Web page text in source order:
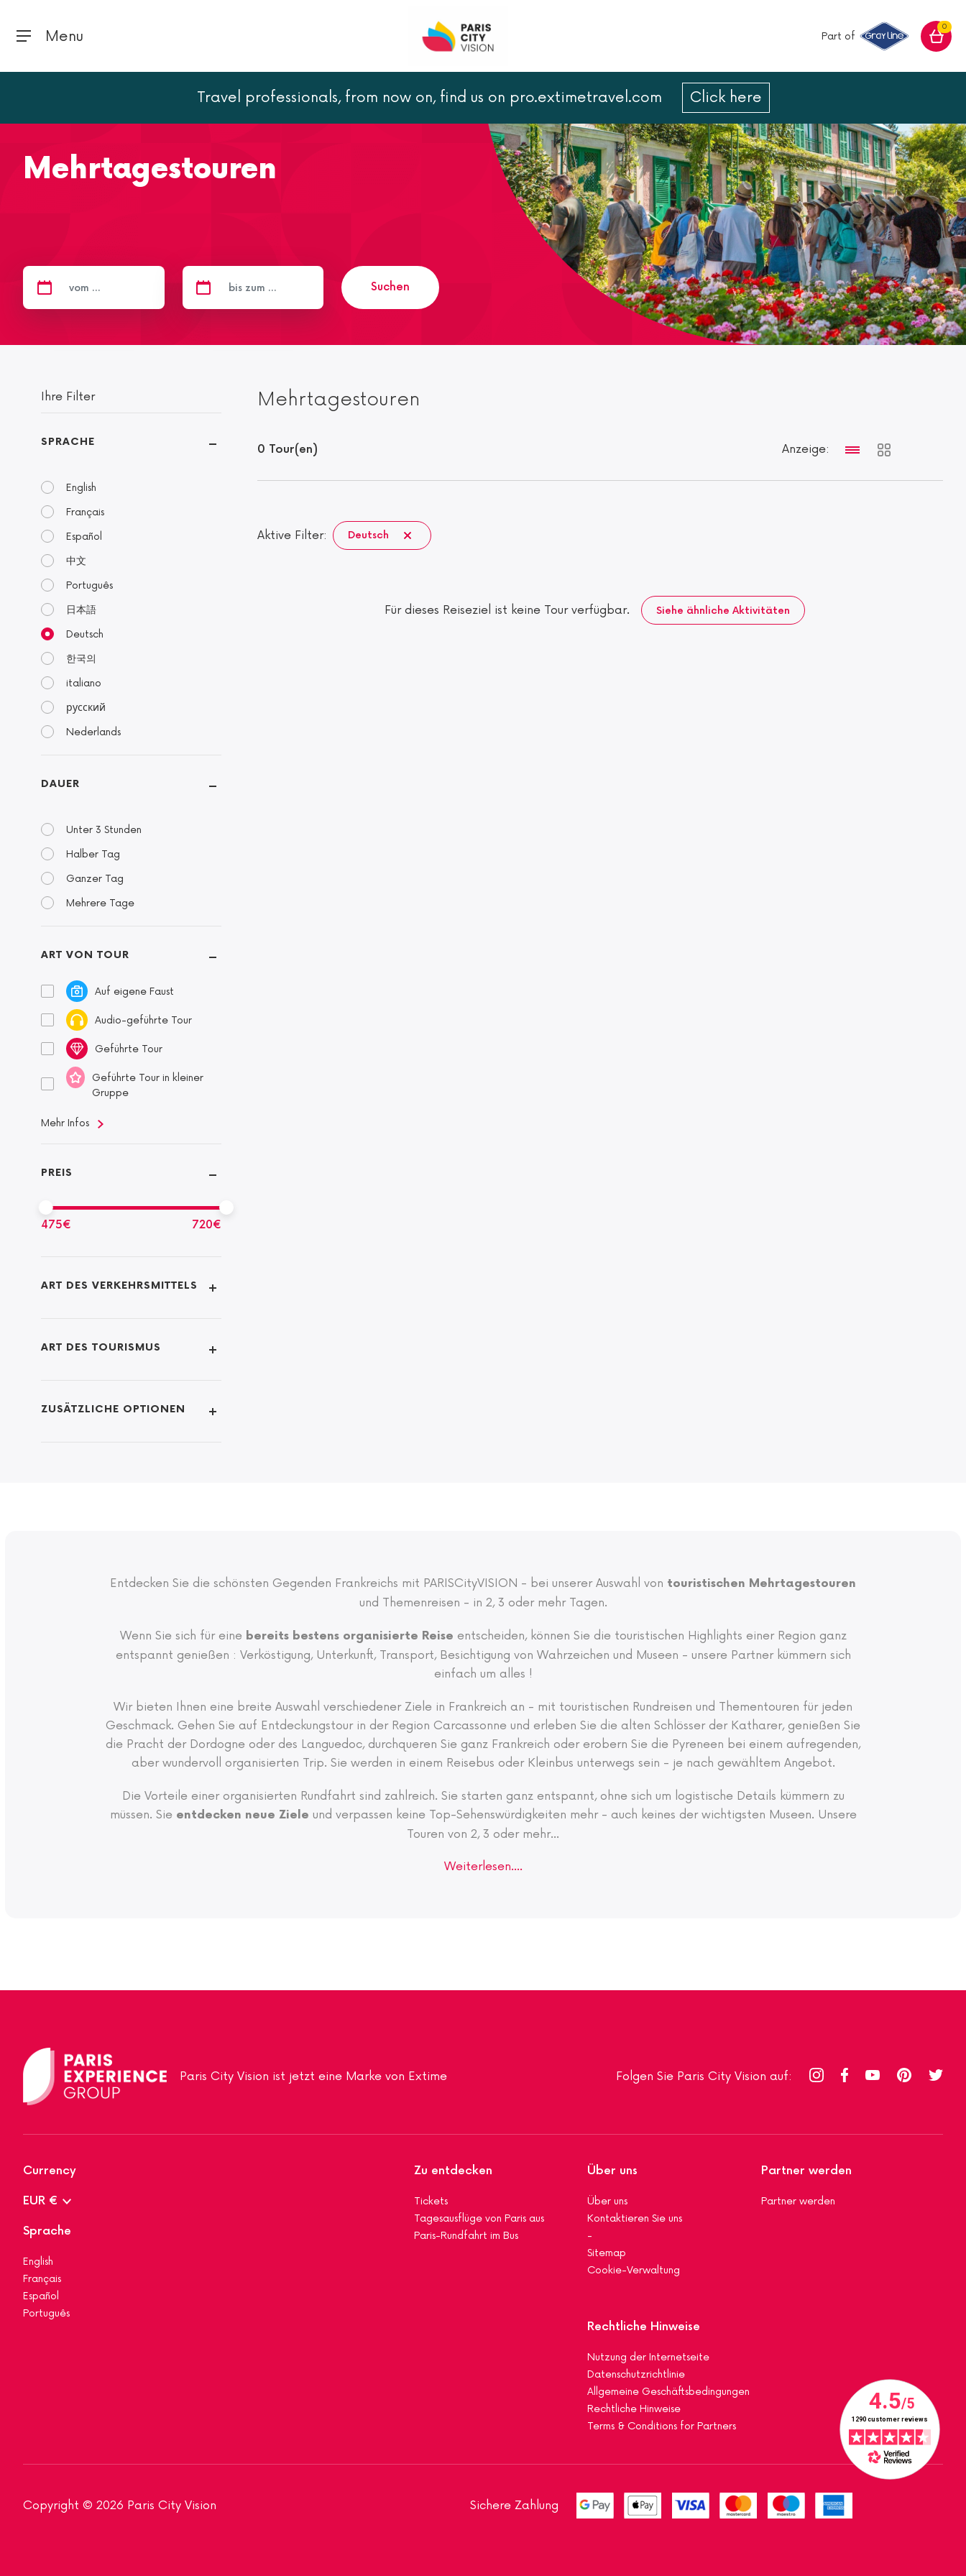
Menu Part of
0
Travel professionals, from now on, find us on pro.extimetravel.com Click here
Frankreich Mehrtagestouren
Mehrtagestouren
Suchen
Mehrtagestouren
0 Tour(en) Anzeige:
Aktive Filter: Deutsch
Für dieses Reiseziel ist keine Tour verfügbar. Siehe ähnliche Aktivitäten
Ihre Filter
SPRACHE
English
Français
Español
中文
Português
日本語
Deutsch
한국의
italiano
русский
Nederlands
DAUER
Unter 3 Stunden
Halber Tag
Ganzer Tag
Mehrere Tage
ART VON TOUR
Auf eigene Faust
Audio-geführte Tour
Geführte Tour
Geführte Tour in kleiner
Gruppe
Mehr Infos
PREIS
475€ 720€
ART DES VERKEHRSMITTELS
ART DES TOURISMUS
ZUSÄTZLICHE OPTIONEN
Entdecken Sie die schönsten Gegenden Frankreichs mit PARISCityVISION - bei unserer Auswahl von touristischen Mehrtagestouren
und Themenreisen - in 2, 3 oder mehr Tagen.
Wenn Sie sich für eine bereits bestens organisierte Reise entscheiden, können Sie die touristischen Highlights einer Region ganz
entspannt genießen : Verköstigung, Unterkunft, Transport, Besichtigung von Wahrzeichen und Museen - unsere Partner kümmern sich
einfach um alles !
Wir bieten Ihnen eine breite Auswahl verschiedener Ziele in Frankreich an - mit touristischen Rundreisen und Thementouren für jeden
Geschmack. Gehen Sie auf Entdeckungstour in der Region Carcassonne und erleben Sie die alten Schlösser der Katharer, genießen Sie
die Pracht der Dordogne oder des Languedoc, durchqueren Sie ganz Frankreich oder erobern Sie die Pyreneen bei einem aufregenden,
aber wundervoll organisierten Trip. Sie werden in einem Reisebus oder Kleinbus unterwegs sein - je nach gewähltem Angebot.
Die Vorteile einer organisierten Rundfahrt sind zahlreich. Sie starten ganz entspannt, ohne sich um logistische Details kümmern zu
müssen. Sie entdecken neue Ziele und verpassen keine Top-Sehenswürdigkeiten mehr - auch keines der wichtigsten Museen. Unsere
Touren von 2, 3 oder mehr...
Weiterlesen....
Paris City Vision ist jetzt eine Marke von Extime Folgen Sie Paris City Vision auf:
Zu entdecken
Tickets
Tagesausflüge von Paris aus
Paris-Rundfahrt im Bus
Über uns
Über uns
Kontaktieren Sie uns
-
Sitemap
Cookie-Verwaltung
Partner werden
Partner werden
Rechtliche Hinweise
Nutzung der Internetseite
Datenschutzrichtlinie
Allgemeine Geschäftsbedingungen
Rechtliche Hinweise
Terms & Conditions for Partners
Currency
EUR €
Sprache
English
Français
Español
Português
Sichere Zahlung
Copyright © 2026 Paris City Vision